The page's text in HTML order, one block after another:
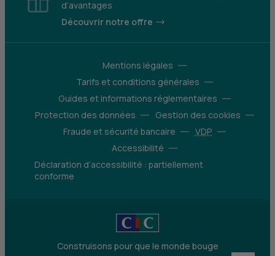
d’avantages
Découvrir notre offre
Mentions légales
Tarifs et conditions générales
Guides et informations réglementaires
Protection des données
Gestion des cookies
Fraude et sécurité bancaire
VDP
Accessibilité
Déclaration d’accessibilité : partiellement
conforme
Construisons pour que le monde bouge